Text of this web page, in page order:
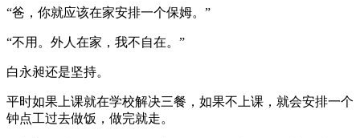
“爸，你就应该在家安排一个保姆。”
“不用。外人在家，我不自在。”
白永昶还是坚持。
平时如果上课就在学校解决三餐，如果不上课，就会安排一个
钟点工过去做饭，做完就走。